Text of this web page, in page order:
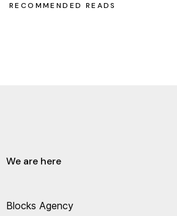
RECOMMENDED READS
We are here
Blocks Agency